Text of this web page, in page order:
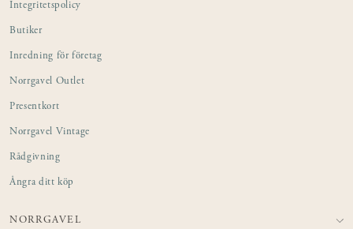
Integritetspolicy
Butiker
Inredning för företag
Norrgavel Outlet
Presentkort
Norrgavel Vintage
Rådgivning
Ångra ditt köp
NORRGAVEL